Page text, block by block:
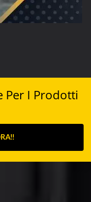
Per I Prodotti